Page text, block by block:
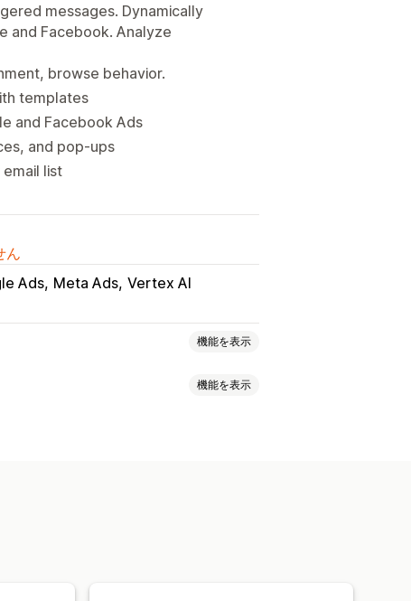
messages. Dynamically
and Facebook. Analyze
browse behavior.
templates
and Facebook Ads
and pop-ups
list
ん
Ads Meta Ads Vertex AI
機能を表示
カスタムコード
機能を表示